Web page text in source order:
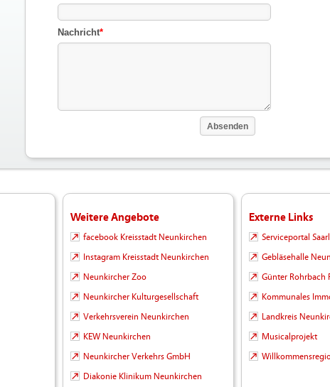
Nachricht*
Weitere Angebote
facebook Kreisstadt Neunkirchen
Instagram Kreisstadt Neunkirchen
Neunkircher Zoo
Neunkircher Kulturgesellschaft
Verkehrsverein Neunkirchen
KEW Neunkirchen
Neunkircher Verkehrs GmbH
Diakonie Klinikum Neunkirchen
Externe Links
Serviceportal
Gebläsehalle
Günter Rohrbach
Kommunales
Landkreis
Musicalprojekt